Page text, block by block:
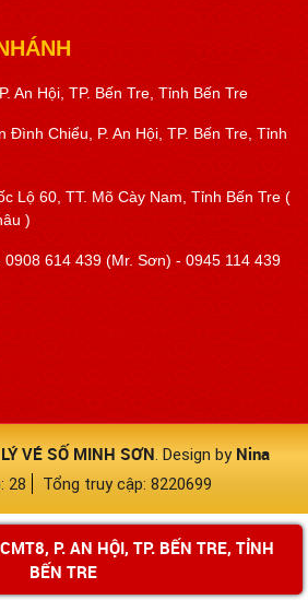
An Hội, TP. Bến Tre, Tỉnh Bến Tre
Đình Chiểu, P. An Hội, TP. Bến Tre, Tỉnh
Lộ 60, TT. Mõ Cày Nam, Tỉnh Bến Tre (
)
614 439 (Mr. Sơn) - 0945 114 439
VÉ SỐ MINH SƠN . Design by Nina
28 Tổng truy cập: 8220699
P. AN HỘI, TP. BẾN TRE, TỈNH
BẾN TRE